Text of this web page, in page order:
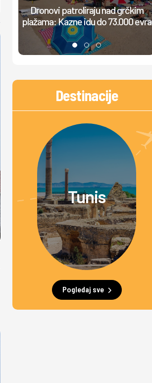
Dronovi patroliraju nad grčkim
plažama: Kazne idu do 73.000 evra
Destinacije
Tunis
Pogledaj sve